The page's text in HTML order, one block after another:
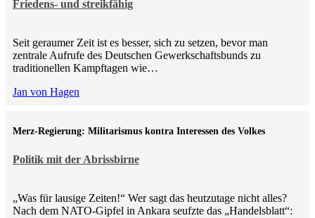
Friedens- und streikfähig
Seit geraumer Zeit ist es besser, sich zu setzen, bevor man
zentrale Aufrufe des Deutschen Gewerkschaftsbunds zu
traditionellen Kampftagen wie…
Jan von Hagen
Politik mit der Abrissbirne
Merz-Regierung: Militarismus kontra Inte­ressen des Volkes
„Was für lausige Zeiten!“ Wer sagt das heutzutage nicht alles?
Nach dem NATO-Gipfel in Ankara seufzte das „Handelsblatt“: